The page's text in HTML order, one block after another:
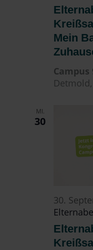
Mein
Campus
MI.
30
30.